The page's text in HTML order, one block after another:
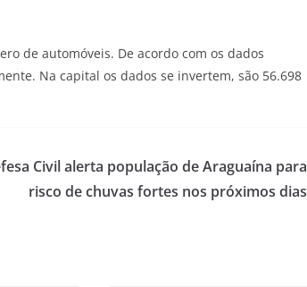
de automóveis. De acordo com os dados
Na capital os dados se invertem, são 56.698
Civil alerta população de Araguaína para
risco de chuvas fortes nos próximos dias